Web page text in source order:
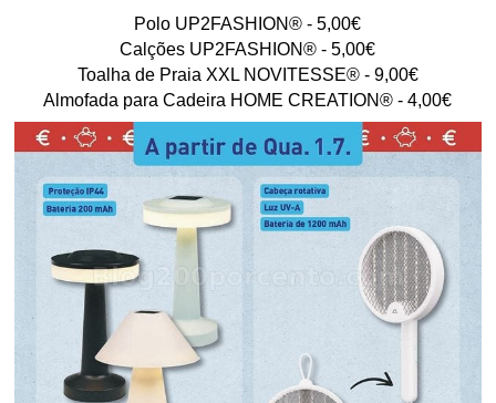
Polo UP2FASHION® - 5,00€
Calções UP2FASHION® - 5,00€
Toalha de Praia XXL NOVITESSE® - 9,00€
Almofada para Cadeira HOME CREATION® - 4,00€